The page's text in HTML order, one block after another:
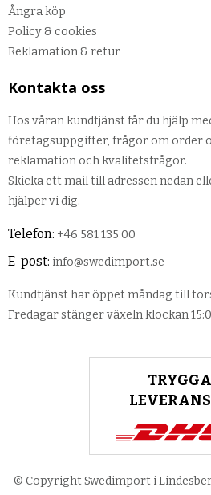
Ångra köp
Policy & cookies
Reklamation & retur
Kontakta oss
Hos våran kundtjänst får du hjälp
företagsuppgifter, frågor om order
reklamation och kvalitetsfrågor.
Skicka ett mail till adressen nedan
hjälper vi dig.
Telefon: +46 581 135 00
E-post: info@swedimport.se
Kundtjänst har öppet måndag till
Fredagar stänger växeln klockan
TRYGGA
© Copyright Swedimport i